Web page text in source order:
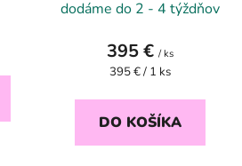
dodáme do 2 - 4 týždňov
395 € / ks
Jednotková
395 € / 1 ks
DO KOŠÍKA